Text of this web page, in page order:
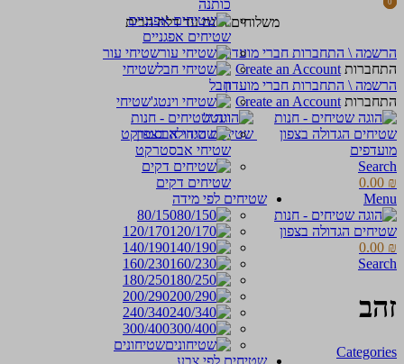
משלוחים חינם עד דלת הבית
הרשמה \ התחברות חברי מועדון
התחברות Create an Account
הרשמה \ התחברות חברי מועדון
התחברות Create an Account
מועדפים
Search
0
0.00 ₪
Menu
0
0.00 ₪
Search
כותנה
שטיחים אפגניים
שטיחי עור
שטיחי
חבל
שטיחי
וינטג'
שטיחי אבסטרקט
שטיחים דקים
שטיחים לפי מידה
80/150
120/170
140/190
160/230
180/250
200/290
240/340
300/400
שטיחונים
שטיחים לפי צבע
זהב
Categories